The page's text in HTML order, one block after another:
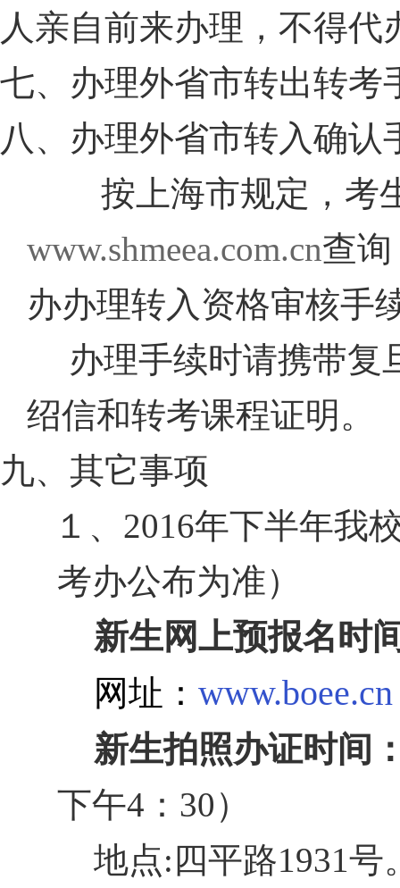
人亲自前来办理，不得代
七、办理外省市转出转考
八、办理外省市转入确认
按上海市规定，考
www.shmeea.com.cn查
办办理转入资格审核手
办理手续时请携带复
绍信和转考课程证明。
九、其它事项
１、 2016年下半年我
考办公布为准）
新生网上预报名时
网址： www.boee.cn
新生拍照办证时间
下午4 ： 30）
地点: 四平路1931号